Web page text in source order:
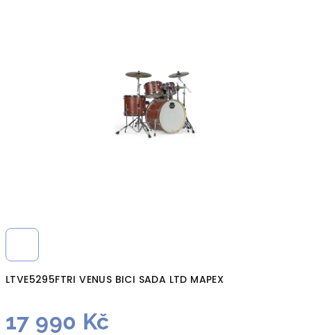
LTVE5295FTRI VENUS BICI SADA LTD MAPEX
17 990 Kč